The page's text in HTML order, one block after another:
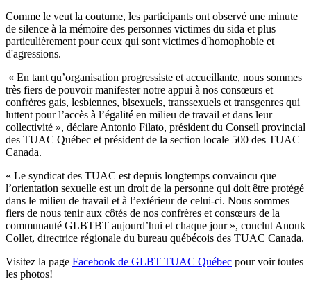
Comme le veut la coutume, les participants ont observé une minute
de silence à la mémoire des personnes victimes du sida et plus
particulièrement pour ceux qui sont victimes d'homophobie et
d'agressions.
« En tant qu’organisation progressiste et accueillante, nous sommes
très fiers de pouvoir manifester notre appui à nos consœurs et
confrères gais, lesbiennes, bisexuels, transsexuels et transgenres qui
luttent pour l’accès à l’égalité en milieu de travail et dans leur
collectivité », déclare Antonio Filato, président du Conseil provincial
des TUAC Québec et président de la section locale 500 des TUAC
Canada.
« Le syndicat des TUAC est depuis longtemps convaincu que
l’orientation sexuelle est un droit de la personne qui doit être protégé
dans le milieu de travail et à l’extérieur de celui-ci. Nous sommes
fiers de nous tenir aux côtés de nos confrères et consœurs de la
communauté GLBTBT aujourd’hui et chaque jour », conclut Anouk
Collet, directrice régionale du bureau québécois des TUAC Canada.
Visitez la page Facebook de GLBT TUAC Québec pour voir toutes
les photos!